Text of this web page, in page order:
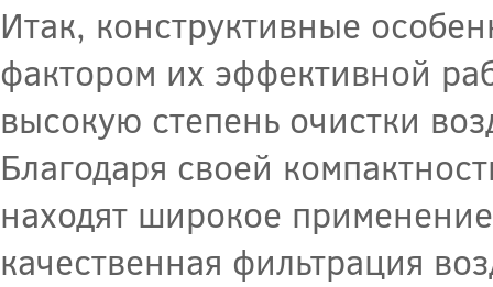
Итак, конструктивные
фактором их эффективной
высокую степень очистки
Благодаря своей
находят широкое
качественная фильтрация